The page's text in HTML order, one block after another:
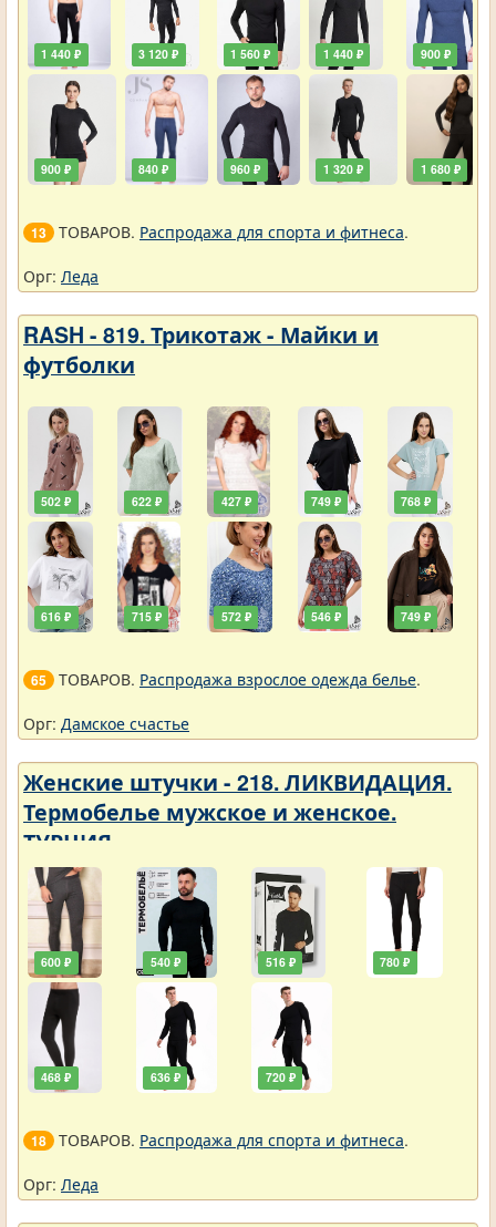
1 440 ₽
900 ₽
3 120 ₽
840 ₽
1 560 ₽
960 ₽
1 440 ₽
1 320 ₽
900 ₽
1 680 ₽
13 ТОВАРОВ. Распродажа для спорта и фитнеса.
Орг: Леда
RASH - 819. Трикотаж - Майки и
футболки
502 ₽
616 ₽
622 ₽
715 ₽
427 ₽
572 ₽
749 ₽
546 ₽
768 ₽
749 ₽
65 ТОВАРОВ. Распродажа взрослое одежда белье.
Орг: Дамское счастье
Женские штучки - 218. ЛИКВИДАЦИЯ.
Термобелье мужское и женское.
ТУРЦИЯ
600 ₽
468 ₽
540 ₽
636 ₽
516 ₽
720 ₽
780 ₽
18 ТОВАРОВ. Распродажа для спорта и фитнеса.
Орг: Леда